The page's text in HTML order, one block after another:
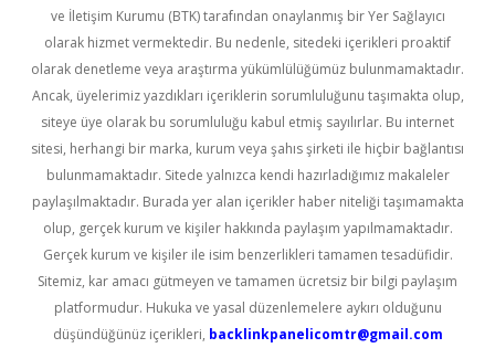
ve İletişim Kurumu (BTK) tarafından onaylanmış bir Yer Sağlayıcı
olarak hizmet vermektedir. Bu nedenle, sitedeki içerikleri proaktif
olarak denetleme veya araştırma yükümlülüğümüz bulunmamaktadır.
Ancak, üyelerimiz yazdıkları içeriklerin sorumluluğunu taşımakta olup,
siteye üye olarak bu sorumluluğu kabul etmiş sayılırlar. Bu internet
sitesi, herhangi bir marka, kurum veya şahıs şirketi ile hiçbir bağlantısı
bulunmamaktadır. Sitede yalnızca kendi hazırladığımız makaleler
paylaşılmaktadır. Burada yer alan içerikler haber niteliği taşımamakta
olup, gerçek kurum ve kişiler hakkında paylaşım yapılmamaktadır.
Gerçek kurum ve kişiler ile isim benzerlikleri tamamen tesadüfidir.
Sitemiz, kar amacı gütmeyen ve tamamen ücretsiz bir bilgi paylaşım
platformudur. Hukuka ve yasal düzenlemelere aykırı olduğunu
düşündüğünüz içerikleri, backlinkpanelicomtr@gmail.com